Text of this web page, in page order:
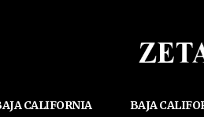
CALIFORNIA BAJA